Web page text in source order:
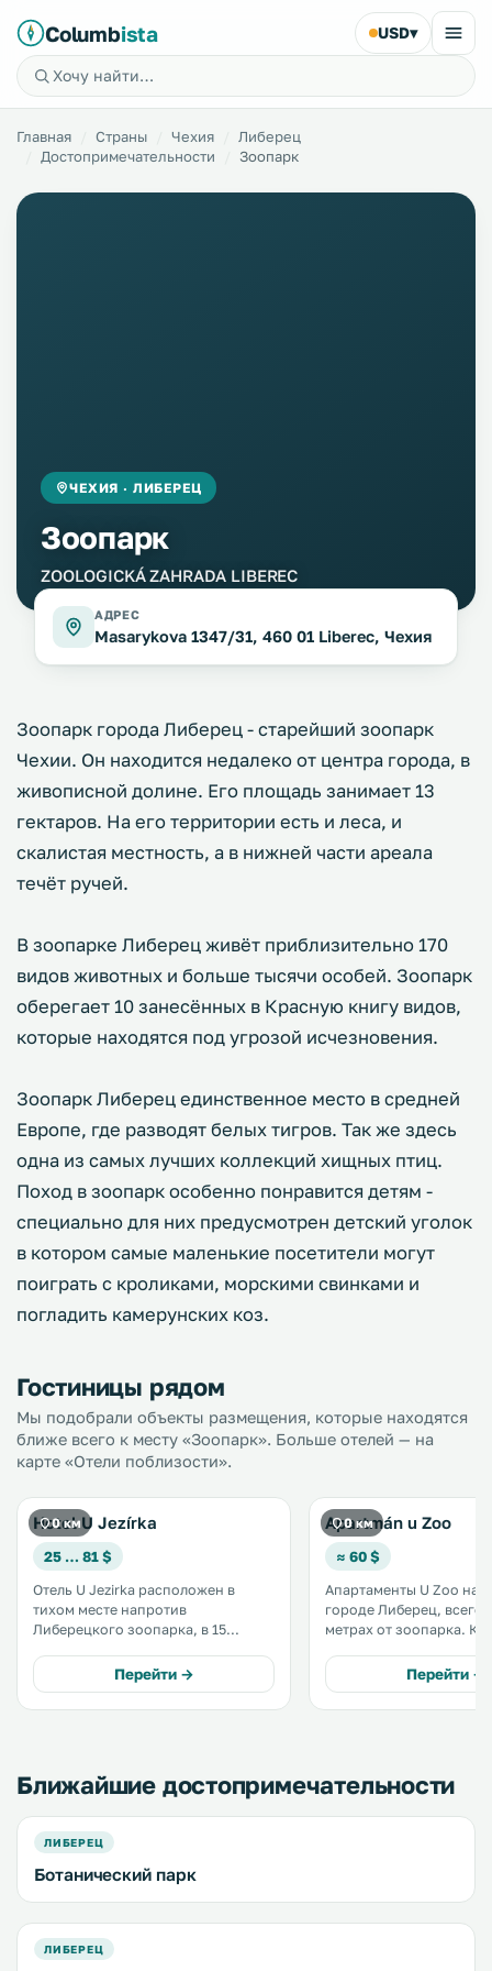
Columbista USD▾
Главная Страны Чехия
Либерец
Достопримечательности
Зоопарк
ЧЕХИЯ · ЛИБЕРЕЦ
Зоопарк
ZOOLOGICKÁ ZAHRADA LIBEREC
АДРЕС
Masarykova 1347/31, 460 01 Liberec, Чехия
Зоопарк города Либерец - старейший зоопарк
Чехии. Он находится недалеко от центра города, в
живописной долине. Его площадь занимает 13
гектаров. На его территории есть и леса, и
скалистая местность, а в нижней части ареала
течёт ручей.
В зоопарке Либерец живёт приблизительно 170
видов животных и больше тысячи особей. Зоопарк
оберегает 10 занесённых в Красную книгу видов,
которые находятся под угрозой исчезновения.
Зоопарк Либерец единственное место в средней
Европе, где разводят белых тигров. Так же здесь
одна из самых лучших коллекций хищных птиц.
Поход в зоопарк особенно понравится детям -
специально для них предусмотрен детский уголок
в котором самые маленькие посетители могут
поиграть с кроликами, морскими свинками и
погладить камерунских коз.
Гостиницы рядом
Мы подобрали объекты размещения, которые находятся
ближе всего к месту «Зоопарк». Больше отелей — на
карте «Отели поблизости».
0 км
Hotel U Jezírka
25 … 81 $
Отель U Jezirka расположен в
тихом месте напротив
Либерецкого зоопарка, в 15
услугам гостей бесплатная
частная парковка и бесплатный
Wi-Fi на территории всего отеля. .
Перейти →
0 км
Apartmán u Zoo
≈ 60 $
Апартаменты U Zoo
городе Либерец, всего
метрах от зоопарка. К услугам
кухней, детская
площадка, помещение
хранения лыж, терраса,
Перейти →
Ближайшие достопримечательности
ЛИБЕРЕЦ
Ботанический парк
ЛИБЕРЕЦ